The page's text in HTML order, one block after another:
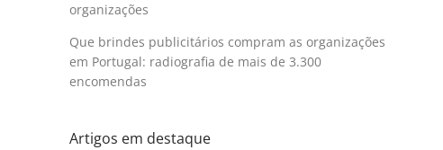
organizações
Que brindes publicitários compram as organizações
em Portugal: radiografia de mais de 3.300
encomendas
Artigos em destaque